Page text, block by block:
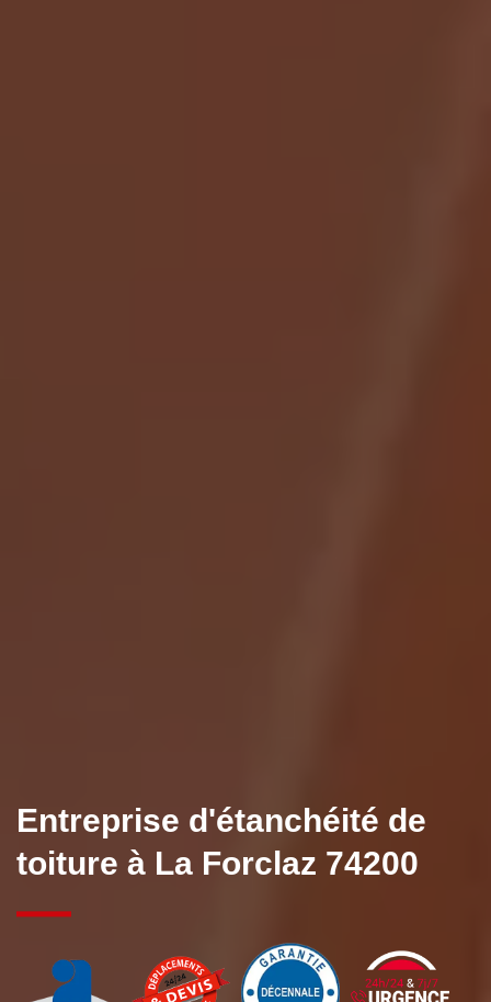
Entreprise d'étanchéité de
toiture à La Forclaz 74200